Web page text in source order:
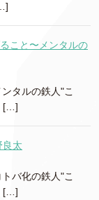
こと〜メンタルの
タルの鉄人"こ
[…]
良太
バ化の鉄人"こ
[…]